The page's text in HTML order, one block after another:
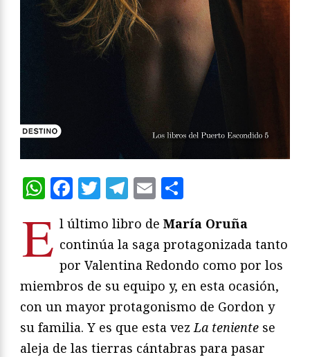
WhatsApp
Facebook
Twitter
Telegram
Email
E l último libro de María Oruña
continúa la saga protagonizada tanto
por Valentina Redondo como por los
miembros de su equipo y, en esta ocasión,
con un mayor protagonismo de Gordon y
su familia. Y es que esta vezLa teniente se
aleja de las tierras cántabras para pasar